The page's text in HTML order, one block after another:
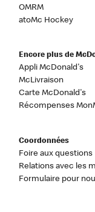
OMRM
atoMc Hockey
Encore plus de
Appli McDonald's
McLivraison
Carte McDonald's
Récompenses
Coordonnées
Foire aux questions
Relations avec les
Formulaire pour